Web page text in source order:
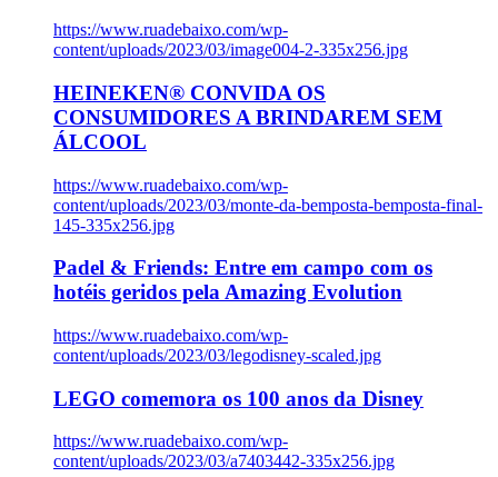
https://www.ruadebaixo.com/wp-
content/uploads/2023/03/image004-2-335x256.jpg
HEINEKEN® CONVIDA OS
CONSUMIDORES A BRINDAREM SEM
ÁLCOOL
https://www.ruadebaixo.com/wp-
content/uploads/2023/03/monte-da-bemposta-bemposta-final-
145-335x256.jpg
Padel & Friends: Entre em campo com os
hotéis geridos pela Amazing Evolution
https://www.ruadebaixo.com/wp-
content/uploads/2023/03/legodisney-scaled.jpg
LEGO comemora os 100 anos da Disney
https://www.ruadebaixo.com/wp-
content/uploads/2023/03/a7403442-335x256.jpg